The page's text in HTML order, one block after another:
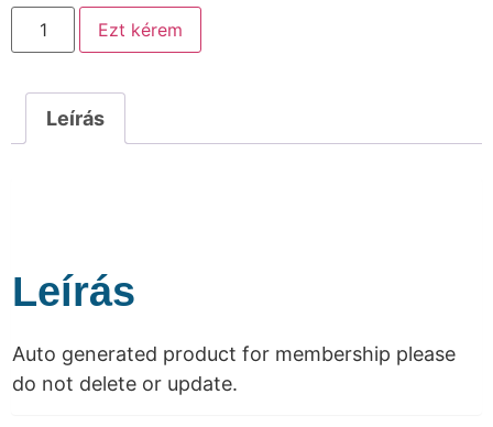
Ezt kérem
Leírás
Leírás
Auto generated product for membership please
do not delete or update.